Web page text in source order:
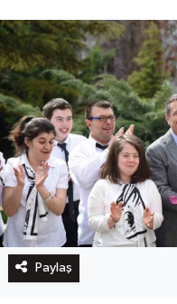
Paylaş